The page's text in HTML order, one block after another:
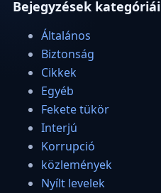
Bejegyzések kategóriái
Általános
Biztonság
Cikkek
Egyéb
Fekete tükör
Interjú
Korrupció
közlemények
Nyílt levelek